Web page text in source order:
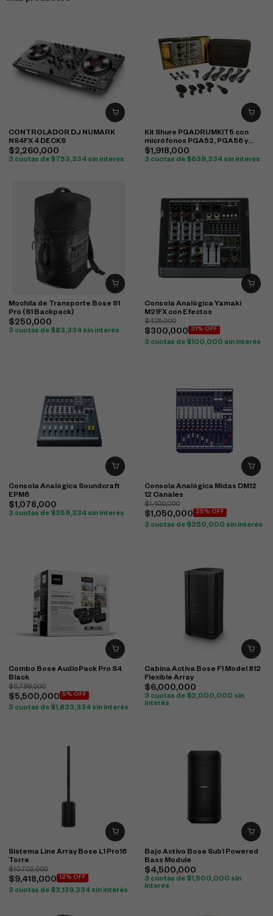
CONTROLADOR DJ NUMARK
NS4FX 4 DECKS
$2,260,000
3 cuotas de $ 753,334 sin interés
Kit Shure PGADRUMKIT5 con
micrófonos PGA52, PGA56 y
PGA57 para batería
$1,918,000
3 cuotas de $639,334 sin interés
Mochila de Transporte Bose S1
Pro (S1 Backpack)
$250,000
3 cuotas de $83,334 sin interés
Consola Analógica Yamaki
M21FX con Efectos
$435,000
$300,000 31% OFF
3 cuotas de $100,000 sin interés
Consola Analógica Soundcraft
EPM6
$1,078,000
3 cuotas de $359,334 sin interés
Consola Analógica Midas DM12
12 Canales
$1,400,000
$1,050,000 25% OFF
3 cuotas de $350,000 sin interés
Combo Bose AudioPack Pro S4
Black
$5,789,000
$5,500,000 5% OFF
3 cuotas de $1,833,334 sin interés
Cabina Activa Bose F1 Model 812
Flexible Array
$6,000,000
3 cuotas de $2,000,000 sin
interés
Sistema Line Array Bose L1 Pro16
Torre
$10,702,000
$9,418,000 12% OFF
3 cuotas de $3,139,334 sin interés
Bajo Activo Bose Sub1 Powered
Bass Module
$4,500,000
3 cuotas de $1,500,000 sin
interés